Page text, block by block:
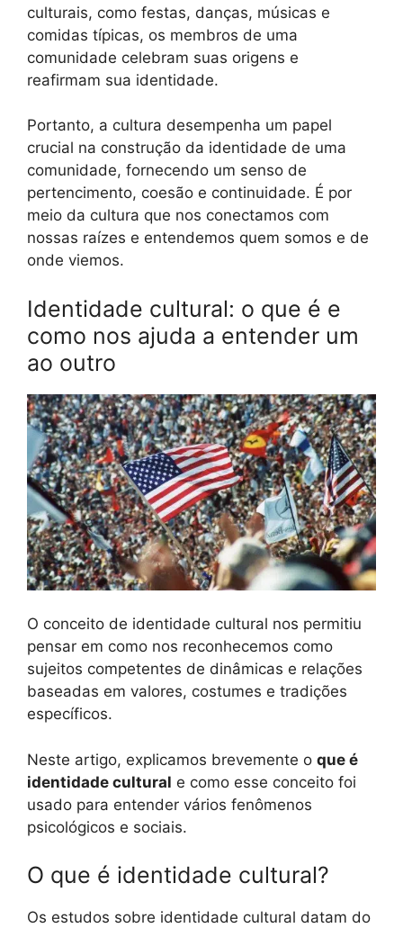
culturais, como festas, danças, músicas e
comidas típicas, os membros de uma
comunidade celebram suas origens e
reafirmam sua identidade.
Portanto, a cultura desempenha um papel
crucial na construção da identidade de uma
comunidade, fornecendo um senso de
pertencimento, coesão e continuidade. É por
meio da cultura que nos conectamos com
nossas raízes e entendemos quem somos e de
onde viemos.
Identidade cultural: o que é e
como nos ajuda a entender um
ao outro
O conceito de identidade cultural nos permitiu
pensar em como nos reconhecemos como
sujeitos competentes de dinâmicas e relações
baseadas em valores, costumes e tradições
específicos.
Neste artigo, explicamos brevemente o que é
identidade cultural e como esse conceito foi
usado para entender vários fenômenos
psicológicos e sociais.
O que é identidade cultural?
Os estudos sobre identidade cultural datam do